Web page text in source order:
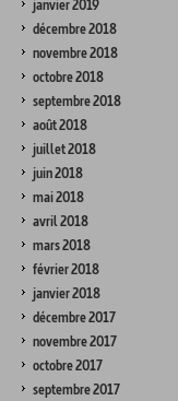
janvier 2019
décembre 2018
novembre 2018
octobre 2018
septembre 2018
août 2018
juillet 2018
juin 2018
mai 2018
avril 2018
mars 2018
février 2018
janvier 2018
décembre 2017
novembre 2017
octobre 2017
septembre 2017